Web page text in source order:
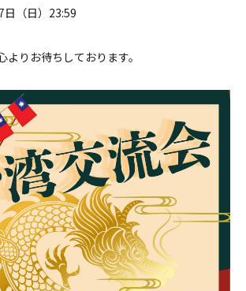
日（日）23:59
りお待ちしております。